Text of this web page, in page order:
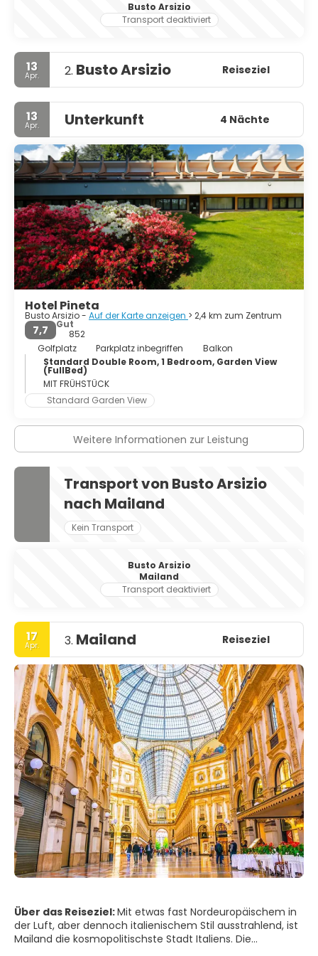
Busto Arsizio
Transport deaktiviert
13
Apr. 2. Busto Arsizio Reiseziel
13
Apr. Unterkunft 4 Nächte
Hotel Pineta
Busto Arsizio - Auf der Karte anzeigen > 2,4 km zum Zentrum
7,7
Gut
852
Golfplatz
Parkplatz inbegriffen
Balkon
Standard Double Room, 1 Bedroom, Garden View
(FullBed)
MIT FRÜHSTÜCK
Standard Garden View
Weitere Informationen zur Leistung
Transport von Busto Arsizio
nach Mailand
Kein Transport
Busto Arsizio
Mailand
Transport deaktiviert
17
Apr. 3. Mailand Reiseziel
Über das Reiseziel:Mit etwas fast Nordeuropäischem in
der Luft, aber dennoch italienischem Stil ausstrahlend, ist
Mailand die kosmopolitischste Stadt Italiens. Die